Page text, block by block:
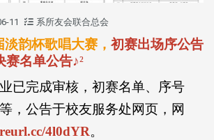
11 系所友会联合总会
韵杯歌唱大赛， 初赛出场序公告
赛名单公告♪²
已完成审核，初赛名单、序号
，公告于校友服务处网页，网
4l0dYR。